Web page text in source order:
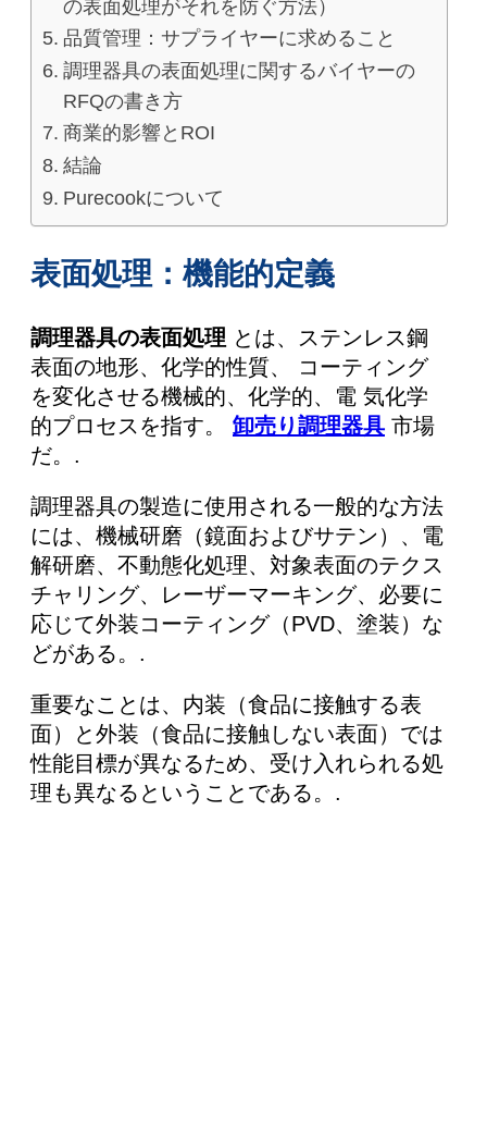
の表面処理がそれを防ぐ方法）
品質管理：サプライヤーに求めること
調理器具の表面処理に関するバイヤーの
RFQの書き方
商業的影響とROI
結論
Purecookについて
表面処理：機能的定義
調理器具の表面処理 とは、ステンレス鋼
表面の地形、化学的性質、 コーティング
を変化させる機械的、化学的、電 気化学
的プロセスを指す。 卸売り調理器具 市場
だ。.
調理器具の製造に使用される一般的な方法
には、機械研磨（鏡面およびサテン）、電
解研磨、不動態化処理、対象表面のテクス
チャリング、レーザーマーキング、必要に
応じて外装コーティング（PVD、塗装）な
どがある。.
重要なことは、内装（食品に接触する表
面）と外装（食品に接触しない表面）では
性能目標が異なるため、受け入れられる処
理も異なるということである。.